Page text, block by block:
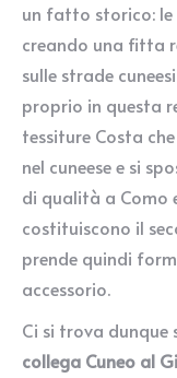
un fatto storico:
creando una fitta
sulle strade
proprio in questa
tessiture Costa
nel cuneese e si
di qualità a Como
costituiscono il
prende quindi
accessorio.
Ci si trova dunque
collega Cuneo al